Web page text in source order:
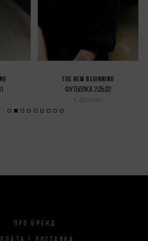
THE NEW BEGINNING
ФУТБОЛКА 2.05.02
5 400 UAH
ПРО БРЕНД